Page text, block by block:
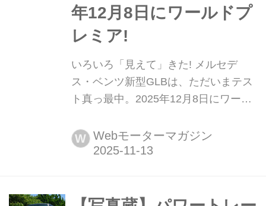
年12月8日にワールドプ
レミア!
いろいろ「見えて」きた! メルセデ
ス・ベンツ新型GLBは、ただいまテス
ト真っ最中。2025年12月8日にワール
ンパクト クロスオーバーSUV「GLB」
の新型は2025年12月8日にワールドプ
り広げられている。一方で、そのイン
W Webモーターマガジン